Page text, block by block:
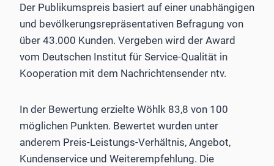
Der Publikumspreis basiert auf einer unabhängigen
und bevölkerungsrepräsentativen Befragung von
über 43.000 Kunden. Vergeben wird der Award
vom Deutschen Institut für Service-Qualität in
Kooperation mit dem Nachrichtensender ntv.
In der Bewertung erzielte Wöhlk 83,8 von 100
möglichen Punkten. Bewertet wurden unter
anderem Preis-Leistungs-Verhältnis, Angebot,
Kundenservice und Weiterempfehlung. Die